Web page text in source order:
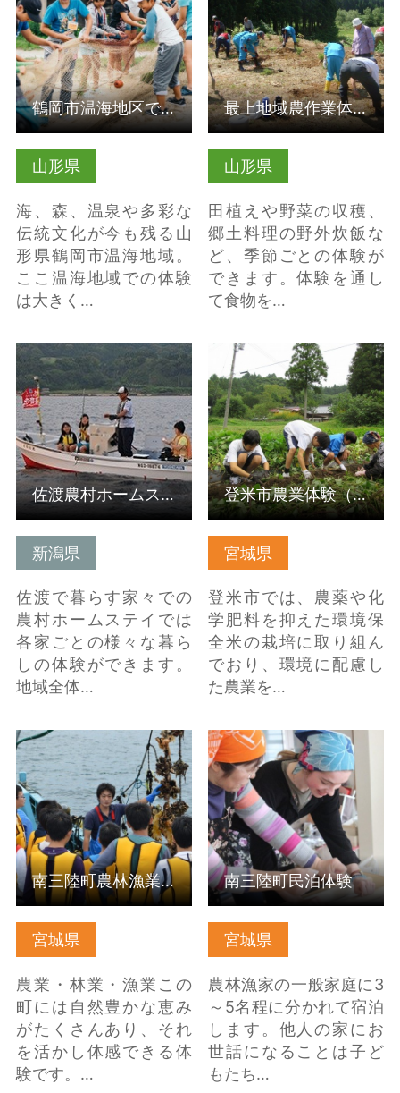
山形県
海、森、温泉や多彩な
伝統文化が今も残る山
形県鶴岡市温海地域。
ここ温海地域での体験
は大きく…
鶴岡市温海地区で海と森の環境について学ぶ（受入組織）
山形県
田植えや野菜の収穫、
郷土料理の野外炊飯な
ど、季節ごとの体験が
できます。体験を通し
て食物を…
最上地域農作業体験を通じ、農山村の暮らしを体験する（受入組…
新潟県
佐渡で暮らす家々での
農村ホームステイでは
各家ごとの様々な暮ら
しの体験ができます。
地域全体…
詳細はこちら
佐渡農村ホームステイ・島の暮らし体験（受入組織）
宮城県
登米市では、農薬や化
学肥料を抑えた環境保
全米の栽培に取り組ん
でおり、環境に配慮し
た農業を…
詳細はこちら
登米市農業体験（受入組織）
宮城県
農業・林業・漁業この
町には自然豊かな恵み
がたくさんあり、それ
を活かし体感できる体
験です。…
詳細はこちら
南三陸町農林漁業体験（受入組織）
宮城県
農林漁家の一般家庭に3
～5名程に分かれて宿泊
します。他人の家にお
世話になることは子ど
もたち…
詳細はこちら
南三陸町民泊体験